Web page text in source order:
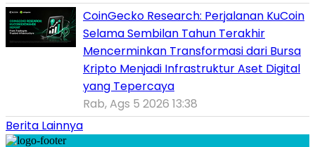
CoinGecko Research: Perjalanan KuCoin
Selama Sembilan Tahun Terakhir
Mencerminkan Transformasi dari Bursa
Kripto Menjadi Infrastruktur Aset Digital
yang Tepercaya
Rab, Ags 5 2026 13:38
Berita Lainnya